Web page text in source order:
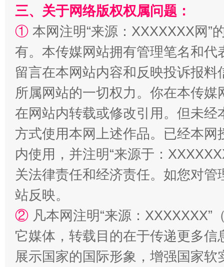
解纷+调解+退费，一次搞定
站台名比不上好声名
三、关于网络版权权属问题：
① 本网注明“来源：XXXXXXX网”
有。本传媒网站拥有管理笔名和
留言在本网站内容和反映投诉报
所属网站的一切权力。你在本传
在网站内转载或修改引用。但未
方式使用本网上述作品。已经本
内使用，并注明“来源于：
关法律责任和经济责任。如您对
站反映。
② 凡本网注明“来源：
它媒体，转载目的在于传递更多
展示国家的国际形象，增强国家